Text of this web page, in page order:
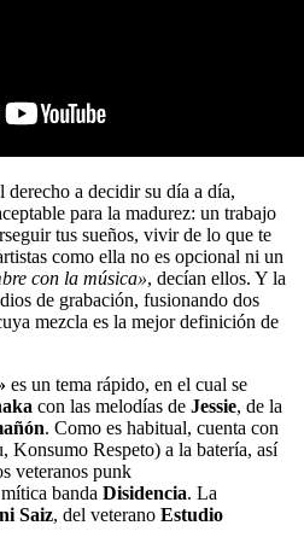
derecho a decidir su día a día,
para la madurez: un trabajo
tus sueños, vivir de lo que te
como ella no es opcional ni un
con la música», decían ellos. Y la
de grabación, fusionando dos
mezcla es la mejor definición de
es un tema rápido, en el cual se
con las melodías de Jessie, de la
. Como es habitual, cuenta con
Konsumo Respeto) a la batería, así
veteranos punk
banda Disidencia. La
Saiz, del veterano Estudio